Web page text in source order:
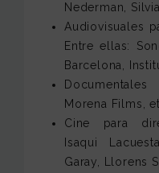
Nederman,
Audiovisuales
Entre ellas:
Barcelona,
Morena Films,
Cine para
Isaqui
Garay, Llorens